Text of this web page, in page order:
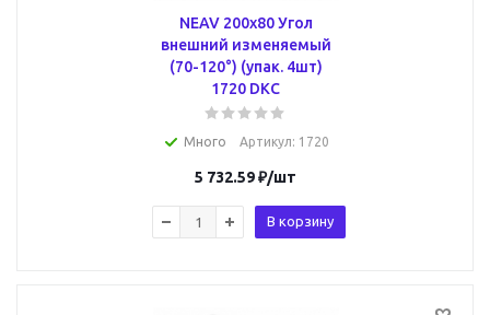
NEAV 200x80 Угол
внешний изменяемый
(70-120°) (упак. 4шт)
1720 DKC
Много Артикул: 1720
5 732.59₽/шт
В корзину